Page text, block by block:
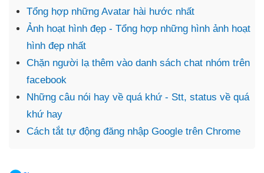
Tổng hợp những Avatar hài hước nhất
Ảnh hoạt hình đẹp - Tổng hợp những hình ảnh hoạt
hình đẹp nhất
Chặn người lạ thêm vào danh sách chat nhóm trên
facebook
Những câu nói hay về quá khứ - Stt, status về quá
khứ hay
Cách tắt tự động đăng nhập Google trên Chrome